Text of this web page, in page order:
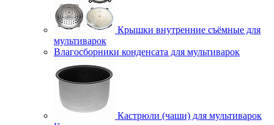
Крышки внутренние съёмные для
мультиварок
Влагосборники конденсата для мультиварок
Кастрюли (чаши) для мультиварок